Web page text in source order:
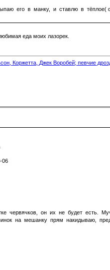
его в манку, и ставлю в тёплое(
еда моих лазорек.
Коржетта, Джек Воробей; певчие
06
червячков, он их не будет
на мешанку прям накидываю,